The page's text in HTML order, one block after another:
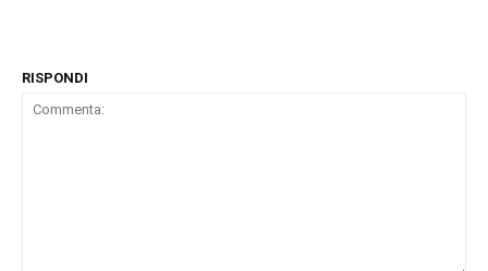
RISPONDI